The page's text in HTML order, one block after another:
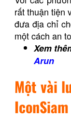
rất thuận tiện
đưa địa chỉ
một cách an
Xem
Arun
Một vài